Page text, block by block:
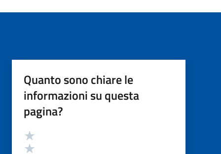
Quanto sono chiare le
informazioni su questa
pagina?
Valutazione